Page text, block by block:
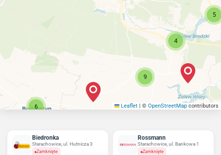
4
9
5
6 Leaflet | © OpenStreetMap contributors
Biedronka
Starachowice, ul. Hutnicza 3
Zamknięte
Rossmann
Starachowice, ul. Bankowa 1
Zamknięte